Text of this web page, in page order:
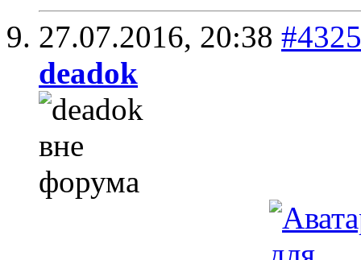
27.07.2016, 20:38 #4325
deadok